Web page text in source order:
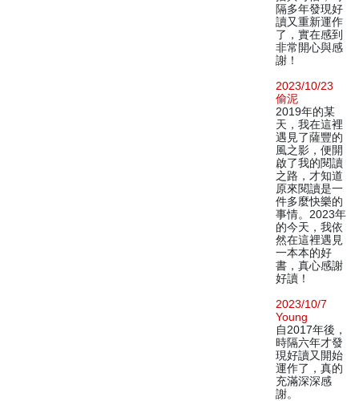
隔多年發現好
讀又重新運作
了，實在感到
非常開心與感
謝！
2023/10/23
偷泥
2019年的某
天，我在這裡
遇見了薩豐的
風之影，便開
啟了我的閱讀
之路，才知道
原來閱讀是一
件多麼快樂的
事情。2023年
的今天，我依
然在這裡遇見
一本本的好
書，真心感謝
好讀！
2023/10/7
Young
自2017年後，
時隔六年才發
現好讀又開始
運作了，真的
充滿深深感
謝。